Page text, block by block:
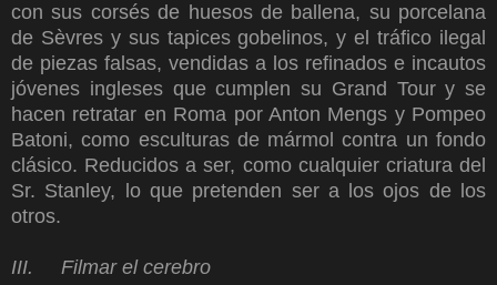
con sus corsés de huesos de ballena, su porcelana
de Sèvres y sus tapices gobelinos, y el tráfico ilegal
de piezas falsas, vendidas a los refinados e incautos
jóvenes ingleses que cumplen su Grand Tour y se
hacen retratar en Roma por Anton Mengs y Pompeo
Batoni, como esculturas de mármol contra un fondo
clásico. Reducidos a ser, como cualquier criatura del
Sr. Stanley, lo que pretenden ser a los ojos de los
otros.
III. Filmar el cerebro